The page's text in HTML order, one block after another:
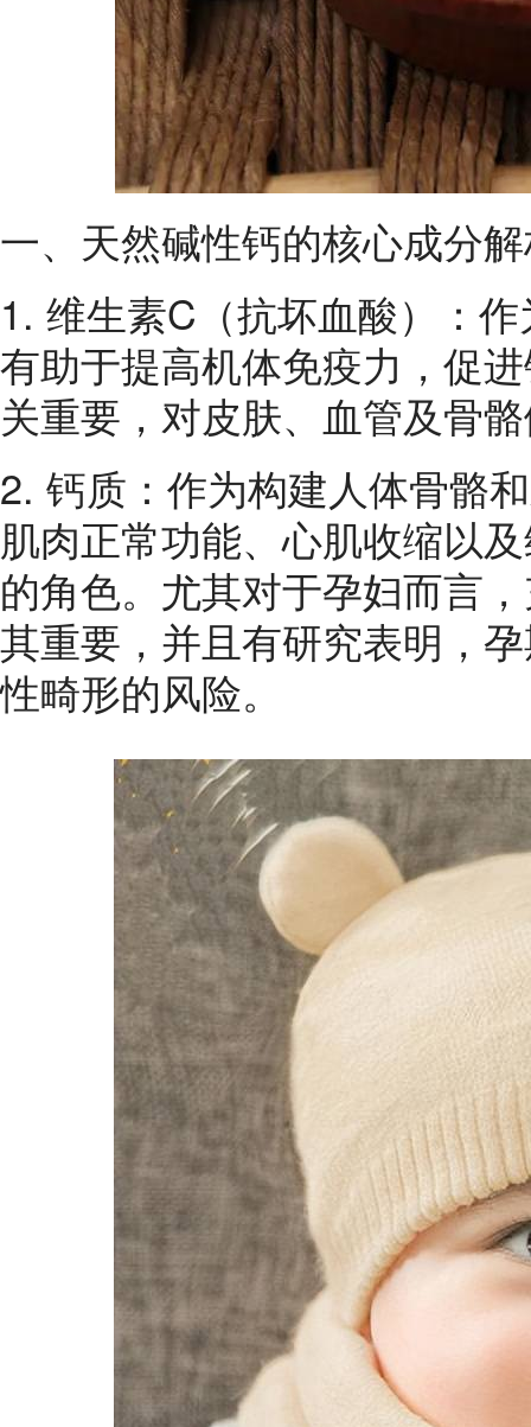
一、天然碱性钙的核心成分
1. 维生素C（抗坏血酸）：
有助于提高机体免疫力，促
关重要，对皮肤、血管及骨
2. 钙质：作为构建人体骨骼
肌肉正常功能、心肌收缩以
的角色。尤其对于孕妇而言
其重要，并且有研究表明，
性畸形的风险。